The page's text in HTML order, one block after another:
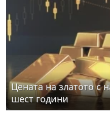
Цената на златото с
шест години